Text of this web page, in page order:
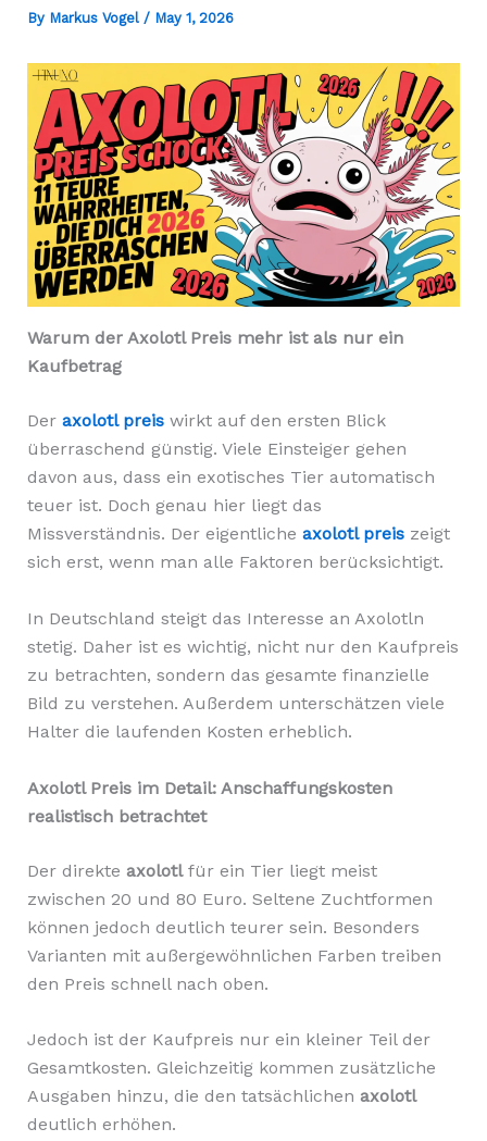
By Markus Vogel / May 1, 2026
Warum der Axolotl Preis mehr ist als nur ein
Kaufbetrag
Der axolotl preiswirkt auf den ersten Blick
überraschend günstig. Viele Einsteiger gehen
davon aus, dass ein exotisches Tier automatisch
teuer ist. Doch genau hier liegt das
Missverständnis. Der eigentliche axolotl preiszeigt
sich erst, wenn man alle Faktoren berücksichtigt.
In Deutschland steigt das Interesse an Axolotln
stetig. Daher ist es wichtig, nicht nur den Kaufpreis
zu betrachten, sondern das gesamte finanzielle
Bild zu verstehen. Außerdem unterschätzen viele
Halter die laufenden Kosten erheblich.
Axolotl Preis im Detail: Anschaffungskosten
realistisch betrachtet
Der direkte axolotlfür ein Tier liegt meist
zwischen 20 und 80 Euro. Seltene Zuchtformen
können jedoch deutlich teurer sein. Besonders
Varianten mit außergewöhnlichen Farben treiben
den Preis schnell nach oben.
Jedoch ist der Kaufpreis nur ein kleiner Teil der
Gesamtkosten. Gleichzeitig kommen zusätzliche
Ausgaben hinzu, die den tatsächlichen axolotl
deutlich erhöhen.